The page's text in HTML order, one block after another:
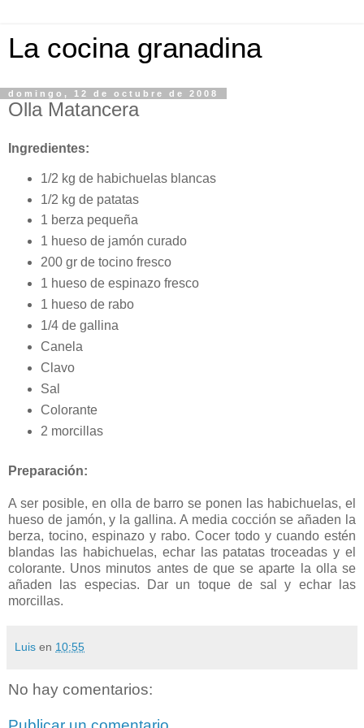
La cocina granadina
domingo, 12 de octubre de 2008
Olla Matancera
Ingredientes:
1/2 kg de habichuelas blancas
1/2 kg de patatas
1 berza pequeña
1 hueso de jamón curado
200 gr de tocino fresco
1 hueso de espinazo fresco
1 hueso de rabo
1/4 de gallina
Canela
Clavo
Sal
Colorante
2 morcillas
Preparación:
A ser posible, en olla de barro se ponen las habichuelas, el
hueso de jamón, y la gallina. A media cocción se añaden la
berza, tocino, espinazo y rabo. Cocer todo y cuando estén
blandas las habichuelas, echar las patatas troceadas y el
colorante. Unos minutos antes de que se aparte la olla se
añaden las especias. Dar un toque de sal y echar las
morcillas.
Luis en 10:55
No hay comentarios: